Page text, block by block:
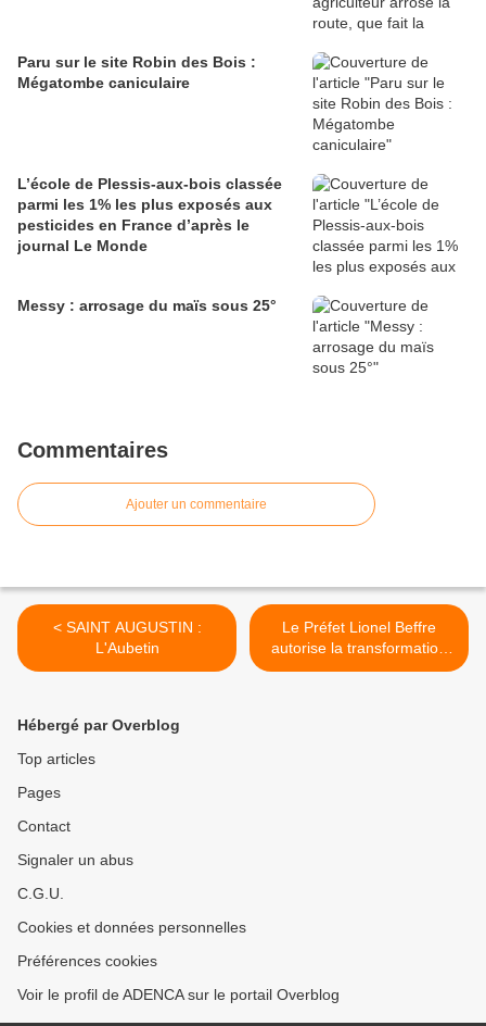
Paru sur le site Robin des Bois :
Mégatombe caniculaire
L’école de Plessis-aux-bois classée
parmi les 1% les plus exposés aux
pesticides en France d’après le
journal Le Monde
Messy : arrosage du maïs sous 25°
Commentaires
Ajouter un commentaire
< SAINT AUGUSTIN :
L'Aubetin
Le Préfet Lionel Beffre
autorise la transformation
de 28 hectares de terres
Hébergé par Overblog
Top articles
Pages
Contact
Signaler un abus
C.G.U.
Cookies et données personnelles
Préférences cookies
Voir le profil de ADENCA sur le portail Overblog